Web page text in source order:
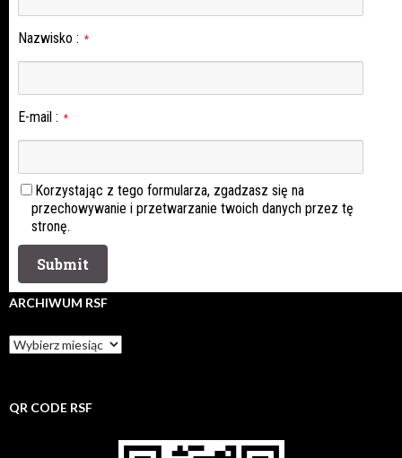
Nazwisko : *
E-mail : *
Korzystając z tego formularza, zgadzasz się na
przechowywanie i przetwarzanie twoich danych przez tę
stronę.
ARCHIWUM RSF
Archiwum
rsf
QR CODE RSF